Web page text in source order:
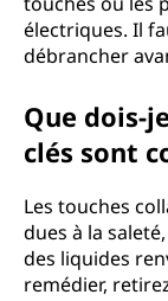
électriques. Il
débrancher
Que dois-
clés sont
Les touches
dues à la
des liquides
remédier,